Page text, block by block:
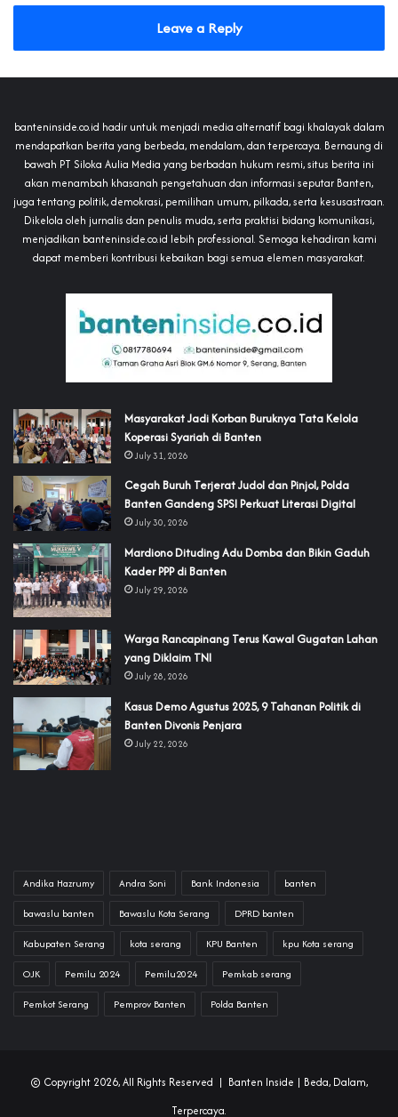
Leave a Reply
banteninside.co.id hadir untuk menjadi media alternatif bagi khalayak dalam
mendapatkan berita yang berbeda, mendalam, dan terpercaya. Bernaung di
bawah PT Siloka Aulia Media yang berbadan hukum resmi, situs berita ini
akan menambah khasanah pengetahuan dan informasi seputar Banten,
juga tentang politik, demokrasi, pemilihan umum, pilkada, serta kesusastraan.
Dikelola oleh jurnalis dan penulis muda, serta praktisi bidang komunikasi,
menjadikan banteninside.co.id lebih professional. Semoga kehadiran kami
dapat memberi kontribusi kebaikan bagi semua elemen masyarakat.
‎Masyarakat Jadi Korban Buruknya Tata Kelola
Koperasi Syariah di Banten
July 31, 2026
Cegah Buruh Terjerat Judol dan Pinjol, Polda
Banten Gandeng SPSI Perkuat Literasi Digital
July 30, 2026
‎Mardiono Dituding Adu Domba dan Bikin Gaduh
Kader PPP di Banten
July 29, 2026
‎Warga Rancapinang Terus Kawal Gugatan Lahan
yang Diklaim TNI‎‎
July 28, 2026
‎Kasus Demo Agustus 2025, 9 Tahanan Politik di
Banten Divonis Penjara
July 22, 2026
Andika Hazrumy Andra Soni Bank Indonesia banten
bawaslu banten Bawaslu Kota Serang DPRD banten
Kabupaten Serang kota serang KPU Banten kpu Kota serang
OJK Pemilu 2024 Pemilu2024 Pemkab serang
Pemkot Serang Pemprov Banten Polda Banten
© Copyright 2026, All Rights Reserved | Banten Inside | Beda, Dalam,
Terpercaya.